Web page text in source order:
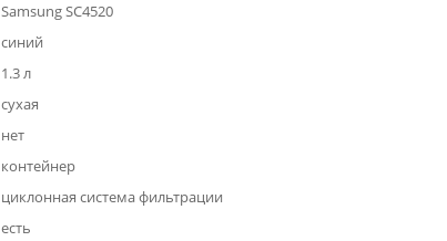
Samsung SC4520
синий
1.3 л
сухая
нет
контейнер
циклонная система фильтрации
есть